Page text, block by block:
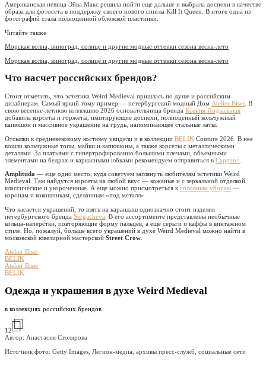
Американская певица Эйва Макс решила пойти еще дальше и выбрала доспехи в качестве
образа для фотосета в поддержку своего нового сингла Kill It Queen. В итоге одна из
фотографий стала полноценной обложкой пластинки.
Читайте также
Морская волна, виноград, солнце и другие модные оттенки сезона весна-лето
Морская волна, виноград, солнце и другие модные оттенки сезона весна-лето
Что насчет российских брендов?
Стоит отметить, что эстетика Weird Medieval пришлась по душе и российским
дизайнерам. Самый яркий тому пример — петербургский модный Дом Atelier Biser. В
свою весенне-летнюю коллекцию 2026 основательница бренда Ксения Подвальная
добавила корсеты и горжеты, имитирующие доспехи, полноценный кольчужный
капюшон и массивное украшение на грудь, напоминающее стальные латы.
Отсылки к средневековому костюму увидели и в коллекции BELIK Couture 2026. В нее
вошли кольчужные топы, майки и капюшоны, а также корсеты с металлическими
деталями. За платьями с гипертрофированно большими плечами, объемными
элементами на бедрах и каркасными юбками рекомендуем отправиться в Capparel
Amplituda — еще одно место, куда советуем заглянуть любителям эстетики Weird
Medieval. Там найдутся корсеты на любой вкус — кожаные и с зеркальной отделкой,
классические и укороченные. А еще можно присмотреться к головным уборам —
коронам и кокошникам, сделанным «под металл».
Что касается украшений, то взять на карандаш однозначно стоит изделия
петербургского бренда Sergacheva . В его ассортименте представлены необычные
кольца-наперстки, повторяющие форму пальцев, а еще серьги и каффы в винтажном
стиле. Но, пожалуй, больше всего украшений в духе Weird Medieval можно найти в
московской ювелирной мастерской Street Crow
Atelier Biser
BELIK
Atelier Biser
BELIK
Одежда и украшения в духе Weird Medieval
в коллекциях российских брендов
12
Автор: Анастасия Столярова
Источник фото: Getty Images, Легион-медиа, архивы пресс-служб, социальные сети